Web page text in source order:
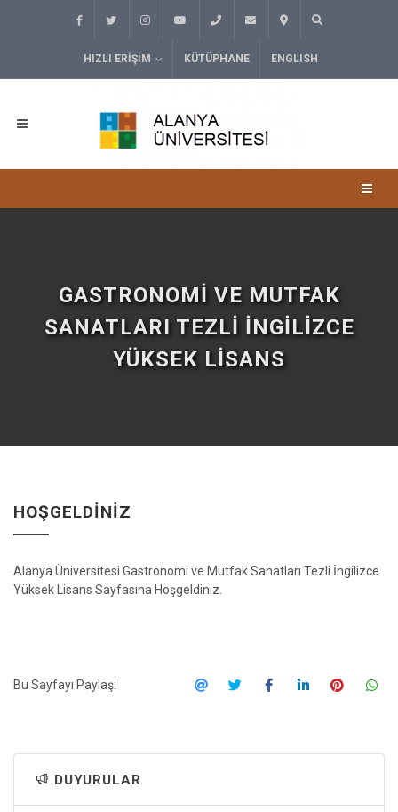
HIZLI ERIŞIM KÜTÜPHANE ENGLISH
GASTRONOMI VE MUTFAK
SANATLARI TEZLI İNGILIZCE
YÜKSEK LISANS
HOŞGELDINIZ
Alanya Üniversitesi Gastronomi ve Mutfak Sanatları Tezli İngilizce
Yüksek Lisans Sayfasına Hoşgeldiniz.
Bu Sayfayı Paylaş:
DUYURULAR